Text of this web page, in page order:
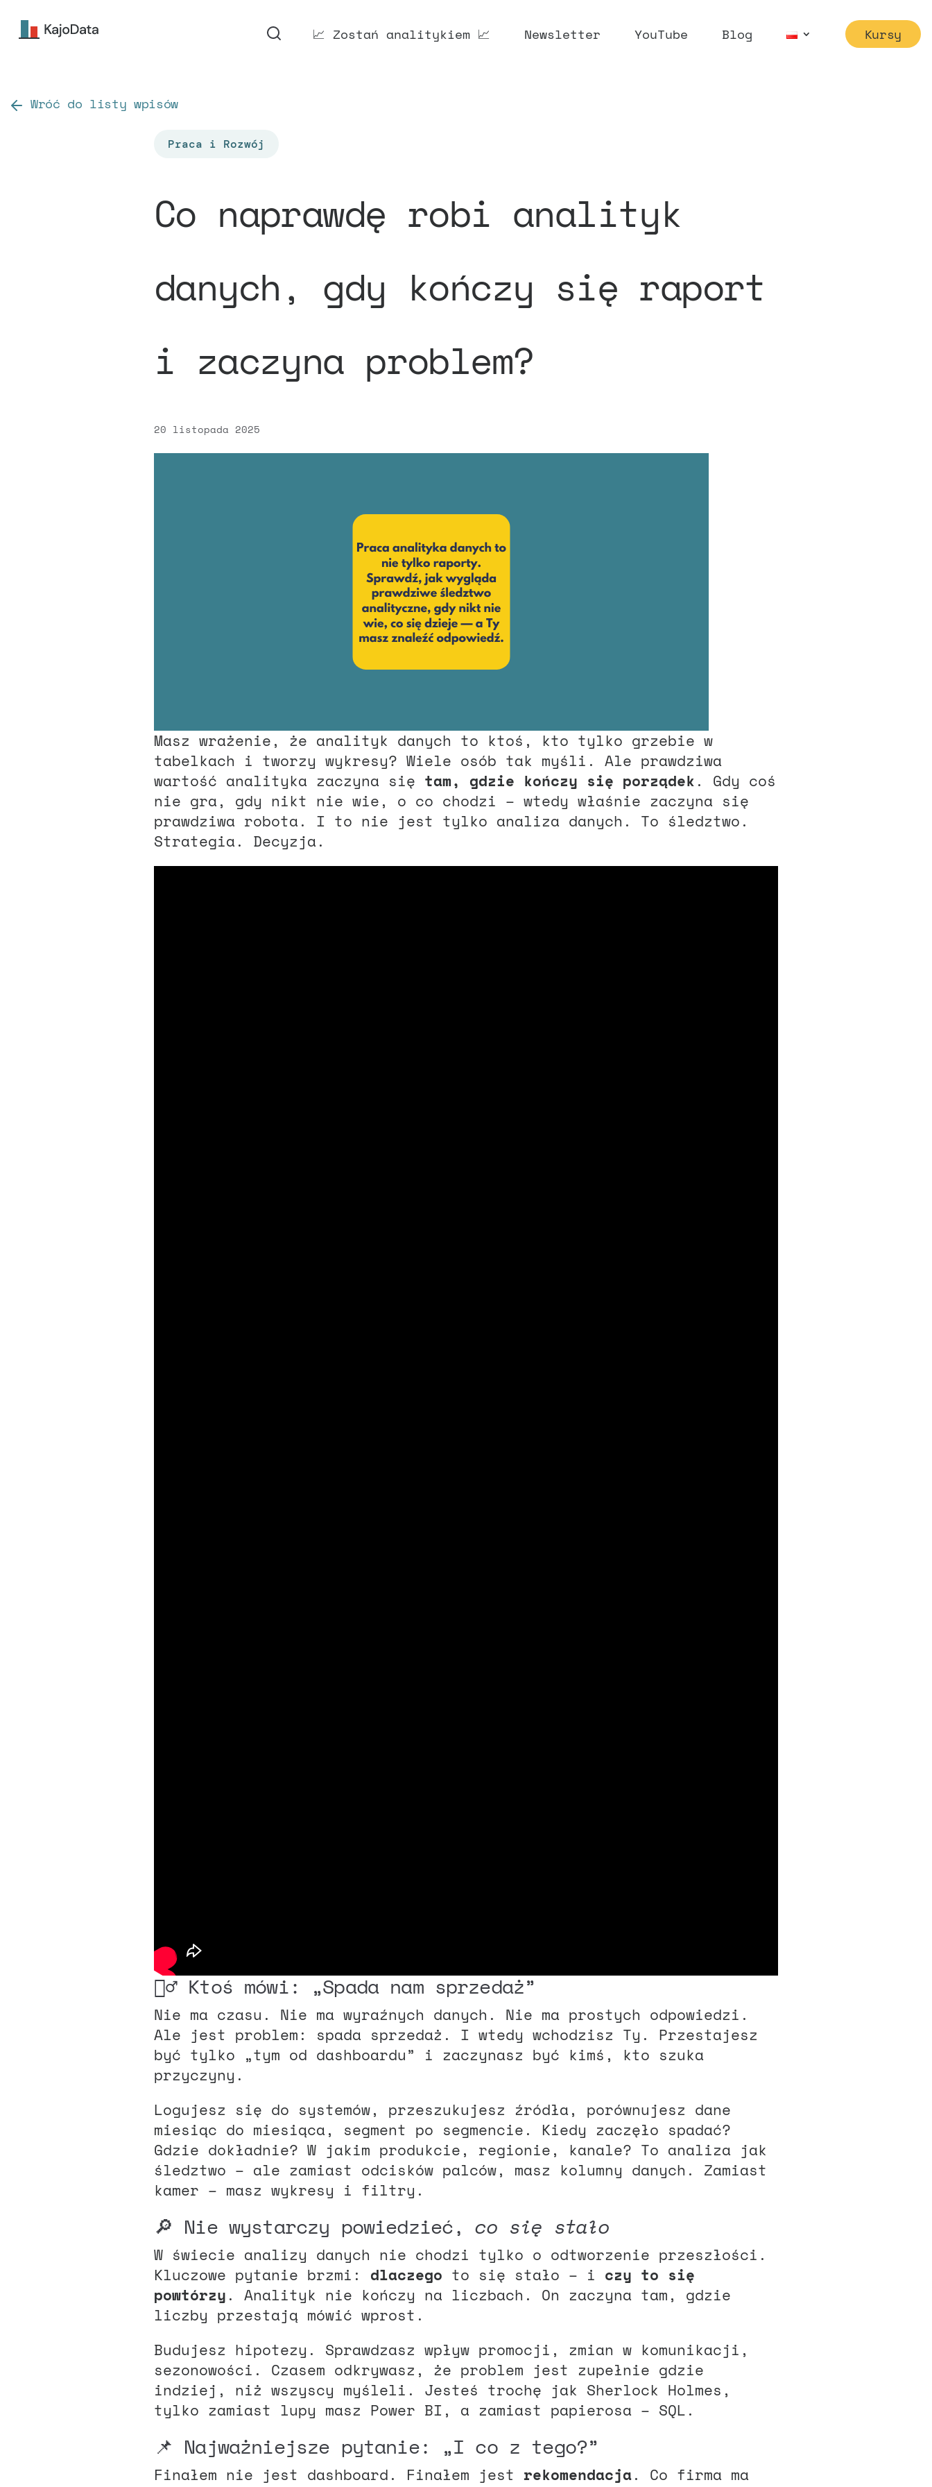
📈 Zostań analitykiem 📈 Newsletter YouTube Blog Kursy
Wróć do listy wpisów
Praca i Rozwój
Co naprawdę robi analityk
danych, gdy kończy się raport
i zaczyna problem?
20 listopada 2025
Masz wrażenie, że analityk danych to ktoś, kto tylko grzebie w
tabelkach i tworzy wykresy? Wiele osób tak myśli. Ale prawdziwa
wartość analityka zaczyna się tam, gdzie kończy się porządek. Gdy coś
nie gra, gdy nikt nie wie, o co chodzi – wtedy właśnie zaczyna się
prawdziwa robota. I to nie jest tylko analiza danych. To śledztwo.
Strategia. Decyzja.
🕵️‍♂️ Ktoś mówi: „Spada nam sprzedaż”
Nie ma czasu. Nie ma wyraźnych danych. Nie ma prostych odpowiedzi.
Ale jest problem: spada sprzedaż. I wtedy wchodzisz Ty. Przestajesz
być tylko „tym od dashboardu” i zaczynasz być kimś, kto szuka
przyczyny.
Logujesz się do systemów, przeszukujesz źródła, porównujesz dane
miesiąc do miesiąca, segment po segmencie. Kiedy zaczęło spadać?
Gdzie dokładnie? W jakim produkcie, regionie, kanale? To analiza jak
śledztwo – ale zamiast odcisków palców, masz kolumny danych. Zamiast
kamer – masz wykresy i filtry.
🔎 Nie wystarczy powiedzieć,co się stało
W świecie analizy danych nie chodzi tylko o odtworzenie przeszłości.
Kluczowe pytanie brzmi: dlaczego to się stało – i czy to się
powtórzy. Analityk nie kończy na liczbach. On zaczyna tam, gdzie
liczby przestają mówić wprost.
Budujesz hipotezy. Sprawdzasz wpływ promocji, zmian w komunikacji,
sezonowości. Czasem odkrywasz, że problem jest zupełnie gdzie
indziej, niż wszyscy myśleli. Jesteś trochę jak Sherlock Holmes,
tylko zamiast lupy masz Power BI, a zamiast papierosa – SQL.
📌 Najważniejsze pytanie: „I co z tego?”
Finałem nie jest dashboard. Finałem jest rekomendacja. Co firma ma